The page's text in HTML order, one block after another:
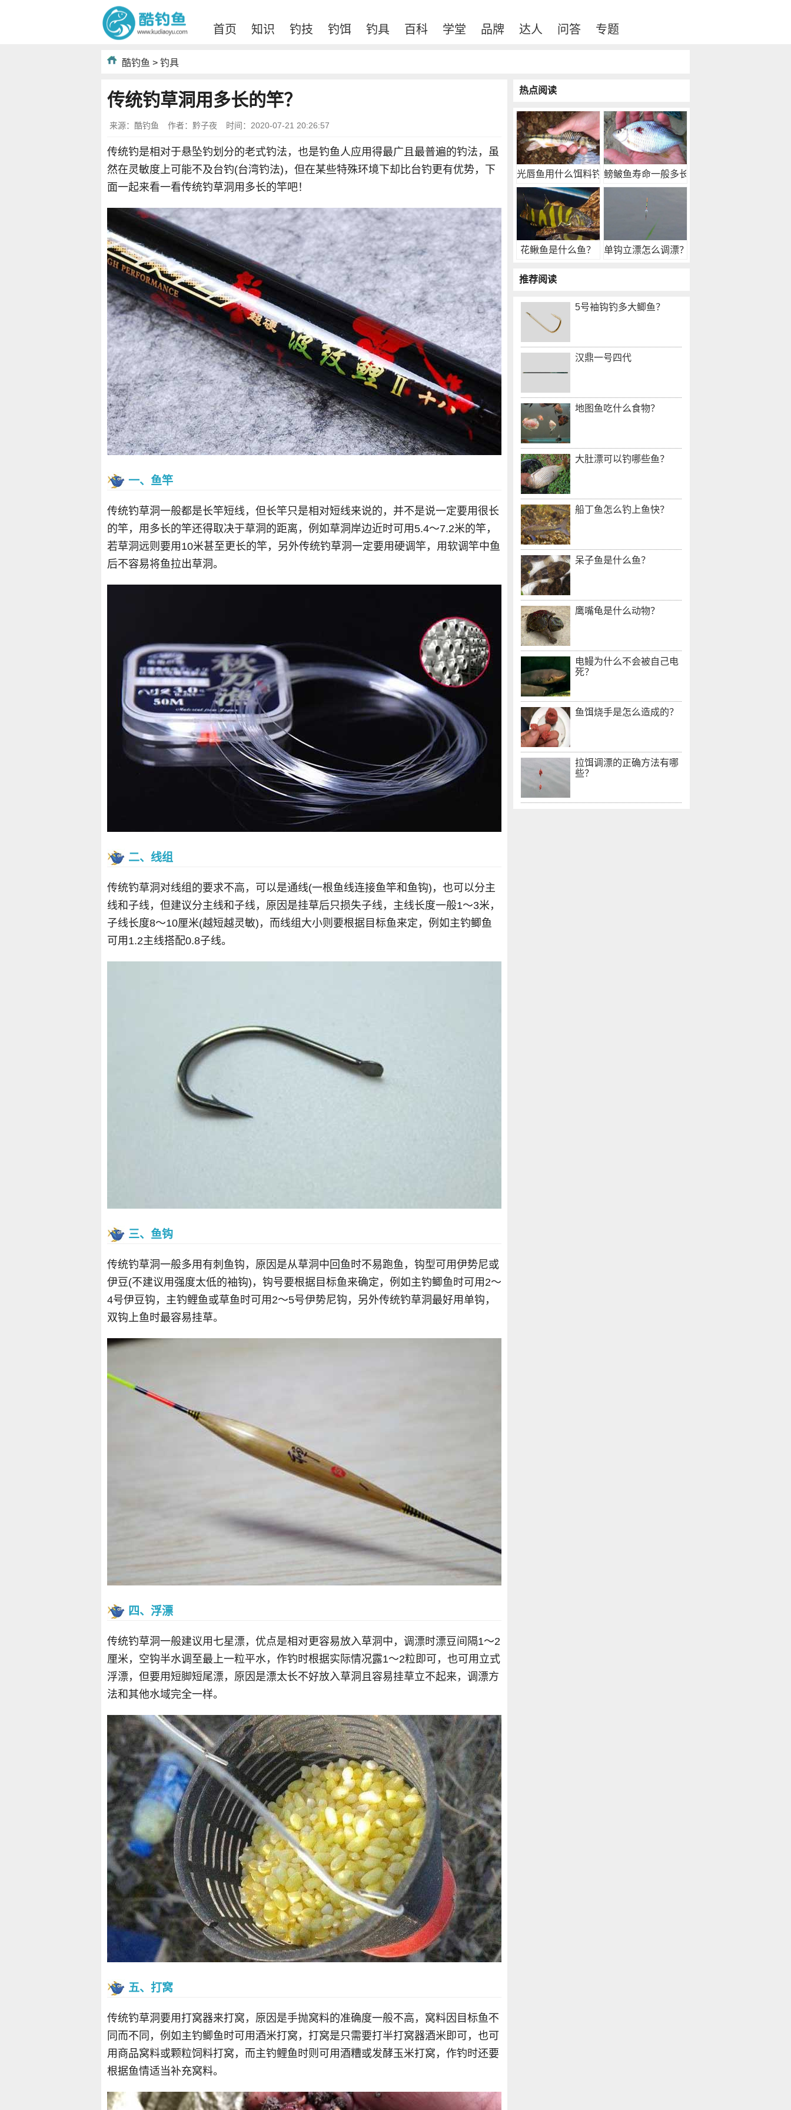
首页 知识 钓技 钓饵 钓具 百科 学堂 品牌 达人 问答 专题
酷钓鱼 > 钓具
传统钓草洞用多长的竿？
来源：酷钓鱼 作者：黔子夜 时间：2020-07-21 20:26:57
传统钓是相对于悬坠钓划分的老式钓法，也是钓鱼人应用得最广且最普遍的钓法，虽
然在灵敏度上可能不及台钓(台湾钓法)，但在某些特殊环境下却比台钓更有优势，下
面一起来看一看传统钓草洞用多长的竿吧！
一、鱼竿
传统钓草洞一般都是长竿短线，但长竿只是相对短线来说的，并不是说一定要用很长
的竿，用多长的竿还得取决于草洞的距离，例如草洞岸边近时可用5.4～7.2米的竿，
若草洞远则要用10米甚至更长的竿，另外传统钓草洞一定要用硬调竿，用软调竿中鱼
后不容易将鱼拉出草洞。
二、线组
传统钓草洞对线组的要求不高，可以是通线(一根鱼线连接鱼竿和鱼钩)，也可以分主
线和子线，但建议分主线和子线，原因是挂草后只损失子线，主线长度一般1～3米，
子线长度8～10厘米(越短越灵敏)，而线组大小则要根据目标鱼来定，例如主钓鲫鱼
可用1.2主线搭配0.8子线。
三、鱼钩
传统钓草洞一般多用有刺鱼钩，原因是从草洞中回鱼时不易跑鱼，钩型可用伊势尼或
伊豆(不建议用强度太低的袖钩)，钩号要根据目标鱼来确定，例如主钓鲫鱼时可用2～
4号伊豆钩，主钓鲤鱼或草鱼时可用2～5号伊势尼钩，另外传统钓草洞最好用单钩，
双钩上鱼时最容易挂草。
四、浮漂
传统钓草洞一般建议用七星漂，优点是相对更容易放入草洞中，调漂时漂豆间隔1～2
厘米，空钩半水调至最上一粒平水，作钓时根据实际情况露1～2粒即可，也可用立式
浮漂，但要用短脚短尾漂，原因是漂太长不好放入草洞且容易挂草立不起来，调漂方
法和其他水域完全一样。
五、打窝
传统钓草洞要用打窝器来打窝，原因是手抛窝料的准确度一般不高，窝料因目标鱼不
同而不同，例如主钓鲫鱼时可用酒米打窝，打窝是只需要打半打窝器酒米即可，也可
用商品窝料或颗粒饲料打窝，而主钓鲤鱼时则可用酒糟或发酵玉米打窝，作钓时还要
根据鱼情适当补充窝料。
热点阅读
光唇鱼用什么饵料钓好鳑鲏鱼寿命一般多长时
花鳅鱼是什么鱼？ 单钩立漂怎么调漂？
推荐阅读
5号袖钩钓多大鲫鱼？
汉鼎一号四代
地图鱼吃什么食物？
大肚漂可以钓哪些鱼？
船丁鱼怎么钓上鱼快？
呆子鱼是什么鱼？
鹰嘴龟是什么动物？
电鳗为什么不会被自己电
死？
鱼饵烧手是怎么造成的？
拉饵调漂的正确方法有哪
些？